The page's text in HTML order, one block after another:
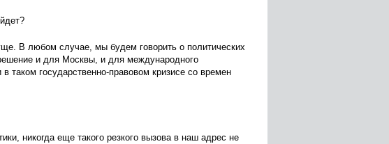
В любом случае, мы будем говорить о политических
и для Москвы, и для международного
государственно-правовом кризисе со времен
никогда еще такого резкого вызова в наш адрес не